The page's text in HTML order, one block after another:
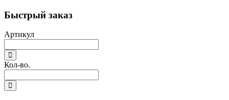
Быстрый заказ
Артикул
Кол-во.